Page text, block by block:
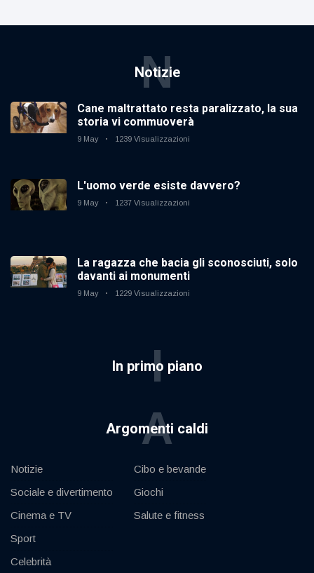
Notizie
N
Cane maltrattato resta paralizzato, la sua
storia vi commuoverà
9 May 1239 Visualizzazioni
L'uomo verde esiste davvero?
9 May 1237 Visualizzazioni
La ragazza che bacia gli sconosciuti, solo
davanti ai monumenti
9 May 1229 Visualizzazioni
In primo piano
I
Argomenti caldi
A
Notizie
Sociale e divertimento
Cinema e TV
Sport
Celebrità
Cibo e bevande
Giochi
Salute e fitness